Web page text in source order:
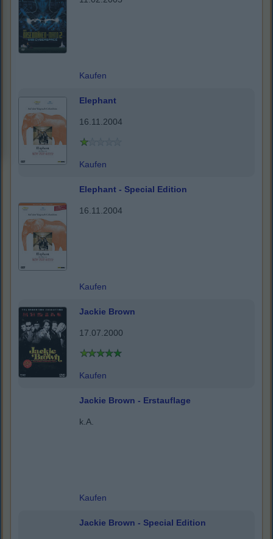
Kaufen
Elephant
16.11.2004
Kaufen
Elephant - Special Edition
16.11.2004
Kaufen
Jackie Brown
17.07.2000
Kaufen
Jackie Brown - Erstauflage
k.A.
Kaufen
Jackie Brown - Special Edition